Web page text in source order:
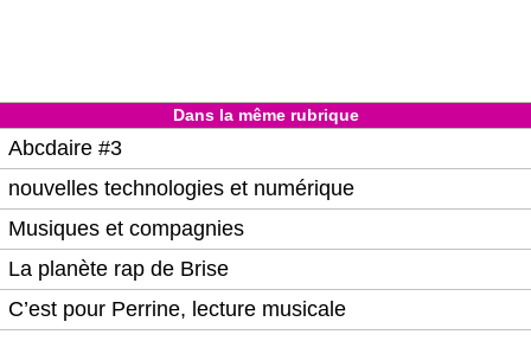
Dans la même rubrique
Abcdaire #3
nouvelles technologies et numérique
Musiques et compagnies
La planète rap de Brise
C’est pour Perrine, lecture musicale